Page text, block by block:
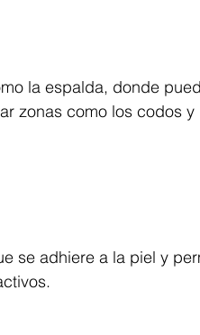
la espalda, donde
zonas como los codos y
se adhiere a la piel y